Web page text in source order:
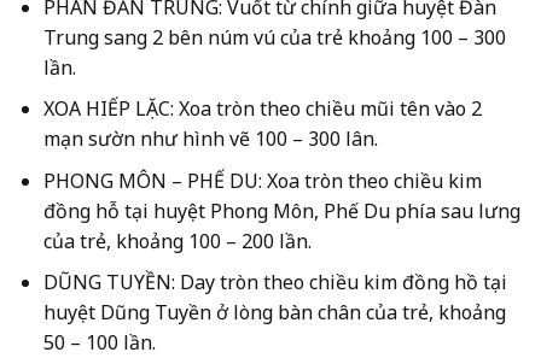
PHÂN ĐẢN TRUNG: Vuốt từ chính giữa huyệt Đàn
Trung sang 2 bên núm vú của trẻ khoảng 100 – 300
lần.
XOA HIẾP LẶC: Xoa tròn theo chiều mũi tên vào 2
mạn sườn như hình vẽ 100 – 300 lân.
PHONG MÔN – PHẾ DU: Xoa tròn theo chiều kim
đồng hỗ tại huyệt Phong Môn, Phế Du phía sau lưng
của trẻ, khoảng 100 – 200 lần.
DŨNG TUYỀN: Day tròn theo chiều kim đồng hồ tại
huyệt Dũng Tuyền ở lòng bàn chân của trẻ, khoảng
50 – 100 lần.